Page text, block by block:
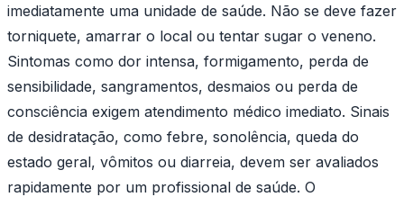
imediatamente uma unidade de saúde. Não se deve fazer
torniquete, amarrar o local ou tentar sugar o veneno.
Sintomas como dor intensa, formigamento, perda de
sensibilidade, sangramentos, desmaios ou perda de
consciência exigem atendimento médico imediato. Sinais
de desidratação, como febre, sonolência, queda do
estado geral, vômitos ou diarreia, devem ser avaliados
rapidamente por um profissional de saúde. O